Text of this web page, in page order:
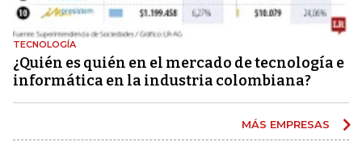
TECNOLOGÍA
¿Quién es quién en el mercado de tecnología e
informática en la industria colombiana?
MÁS EMPRESAS